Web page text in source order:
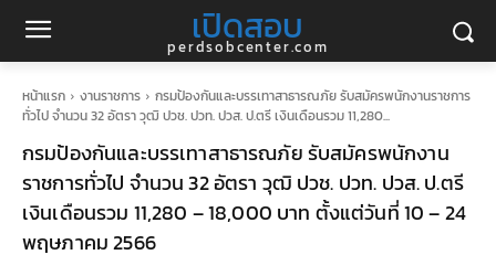
เปิดสอบ
perdsobcenter.com
หน้าแรก งานราชการ
กรมป้องกันและบรรเทาสาธารณภัย รับสมัครพนักงานราชการ
ทั่วไป จำนวน 32 อัตรา วุฒิ ปวช. ปวท. ปวส. ป.ตรี เงินเดือนรวม 11,280...
กรมป้องกันและบรรเทาสาธารณภัย รับสมัครพนักงาน
ราชการทั่วไป จำนวน 32 อัตรา วุฒิ ปวช. ปวท. ปวส. ป.ตรี
เงินเดือนรวม 11,280 – 18,000 บาท ตั้งแต่วันที่ 10 – 24
พฤษภาคม 2566